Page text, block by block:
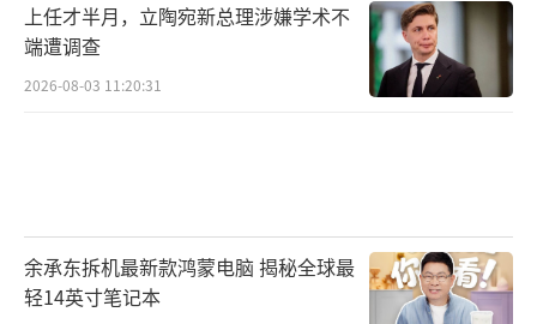
上任才半月，立陶宛新总理涉嫌学术不
端遭调查
2026-08-03 11:20:31
余承东拆机最新款鸿蒙电脑 揭秘全球最
轻14英寸笔记本